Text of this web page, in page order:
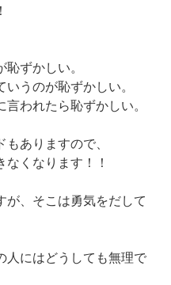
ずかしい。
うのが恥ずかしい。
われたら恥ずかしい。
ありますので、
くなります！！
が、そこは勇気をだして
人にはどうしても無理で